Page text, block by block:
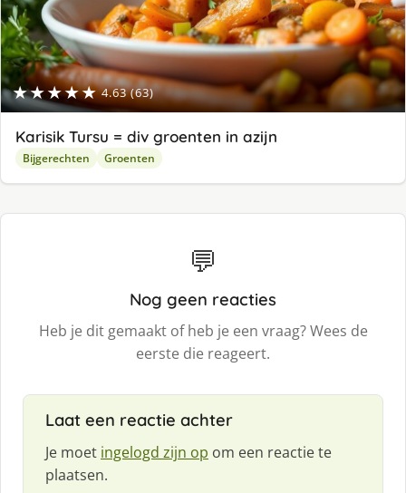
★★★★★ 4.63 (63)
Karisik Tursu = div groenten in azijn
Bijgerechten Groenten
💬
Nog geen reacties
Heb je dit gemaakt of heb je een vraag? Wees de
eerste die reageert.
Laat een reactie achter
Je moet ingelogd zijn op om een reactie te
plaatsen.